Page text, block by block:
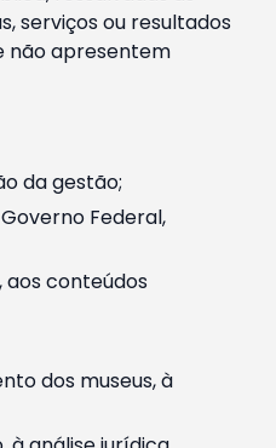
serviços ou resultados
não apresentem
da gestão;
Federal,
aos conteúdos
dos museus, à